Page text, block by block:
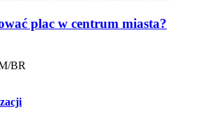
plac w centrum miasta?
BR